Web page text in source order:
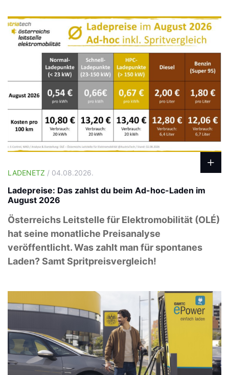
LADENETZ / 04.08.2026.
Ladepreise: Das zahlst du beim Ad-hoc-Laden im
August 2026
Österreichs Leitstelle für Elektromobilität (OLÉ)
hat seine monatliche Preisanalyse
veröffentlicht. Was zahlt man für spontanes
Laden? Samt Spritpreisvergleich!